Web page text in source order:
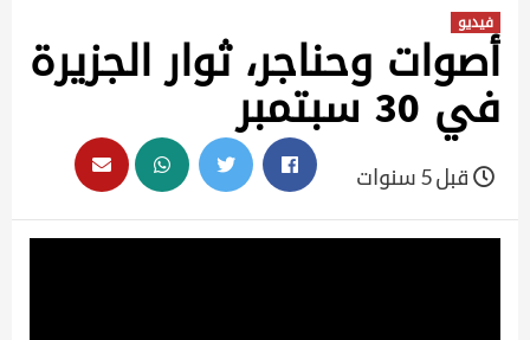
فيديو
أصوات وحناجر، ثوار الجزيرة
في 30 سبتمبر
قبل 5 سنوات